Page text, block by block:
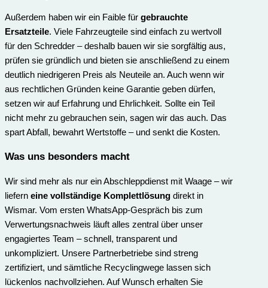
Außerdem haben wir ein Faible für gebrauchte
Ersatzteile. Viele Fahrzeugteile sind einfach zu wertvoll
für den Schredder – deshalb bauen wir sie sorgfältig aus,
prüfen sie gründlich und bieten sie anschließend zu einem
deutlich niedrigeren Preis als Neuteile an. Auch wenn wir
aus rechtlichen Gründen keine Garantie geben dürfen,
setzen wir auf Erfahrung und Ehrlichkeit. Sollte ein Teil
nicht mehr zu gebrauchen sein, sagen wir das auch. Das
spart Abfall, bewahrt Wertstoffe – und senkt die Kosten.
Was uns besonders macht
Wir sind mehr als nur ein Abschleppdienst mit Waage – wir
liefern eine vollständige Komplettlösung direkt in
Wismar. Vom ersten WhatsApp-Gespräch bis zum
Verwertungs­nachweis läuft alles zentral über unser
engagiertes Team – schnell, transparent und
unkompliziert. Unsere Partnerbetriebe sind streng
zertifiziert, und sämtliche Recyclingwege lassen sich
lückenlos nachvollziehen. Auf Wunsch erhalten Sie